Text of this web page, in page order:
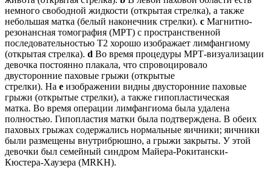
немного свободной жидкости (открытая стрелка), а также
небольшая матка (белый наконечник стрелки). c Магнитно-
резонансная томография (МРТ) с пространственной
последовательностью T2 хорошо изображает лимфангиому
(открытая стрелка). d Во время процедуры МРТ-визуализации
девочка постоянно плакала, что спровоцировало
двусторонние паховые грыжи (открытые
стрелки). На e изображении видны двусторонние паховые
грыжи (открытые стрелки), а также гипопластическая
матка. Во время операции лимфангиома была удалена
полностью. Гипопластия матки была подтверждена. В обеих
паховых грыжах содержались нормальные яичники; яичники
были размещены внутрибрюшно, а грыжи закрыты. У этой
девочки был семейный синдром Майера-Рокитански-
Кюстера-Хаузера (MRKH).